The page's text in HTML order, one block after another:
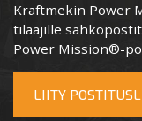
Kraftmekin Power
tilaajille
Power Mission®-
LIITY